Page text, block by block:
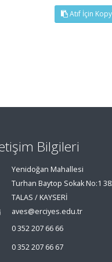
Atıf İçin
Bilgileri
Yenidoğan Mahallesi
Turhan Baytop Sokak No:1
TALAS / KAYSERİ
aves@erciyes.edu.tr
0 352 207 66 66
0 352 207 66 67